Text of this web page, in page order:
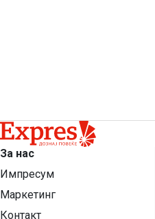
За нас
Импресум
Маркетинг
Контакт